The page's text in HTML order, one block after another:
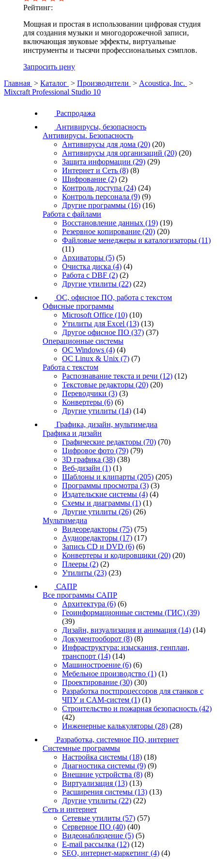
Рейтинг:
Мощная и простая в использовании цифровая студия
для создания музыки и многодорожечной записи,
включающая звуковые эффекты, виртуальные
инструменты и тысячи профессиональных сэмплов.
Запросить цену
Главная > Каталог > Производители > Acoustica, Inc. >
Mixcraft Professional Studio 10
Распродажа
Антивирусы, безопасность
Антивирусы. Безопасность
Антивирусы для дома (20) (20)
Антивирусы для организаций (20) (20)
Защита информации (29) (29)
Интернет и Сеть (8) (8)
Шифрование (2) (2)
Контроль доступа (24) (24)
Контроль персонала (9) (9)
Другие программы (16) (16)
Работа с файлами
Восстановление данных (19) (19)
Резервное копирование (20) (20)
Файловые менеджеры и каталогизаторы (11)
(11)
Архиваторы (5) (5)
Очистка диска (4) (4)
Работа с DBF (2) (2)
Другие утилиты (22) (22)
ОС, офисное ПО, работа с текстом
Офисные программы
Microsoft Office (10) (10)
Утилиты для Excel (13) (13)
Другое офисное ПО (37) (37)
Операционные системы
ОС Windows (4) (4)
ОС Linux & Unix (7) (7)
Работа с текстом
Распознавание текста и речи (12) (12)
Текстовые редакторы (20) (20)
Переводчики (3) (3)
Конвертеры (6) (6)
Другие утилиты (14) (14)
Графика, дизайн, мультимедиа
Графика и дизайн
Графические редакторы (70) (70)
Цифровое фото (79) (79)
3D графика (38) (38)
Веб-дизайн (1) (1)
Шаблоны и клипарты (205) (205)
Программы просмотра (3) (3)
Издательские системы (4) (4)
Схемы и диаграммы (1) (1)
Другие утилиты (26) (26)
Мультимедиа
Видеоредакторы (75) (75)
Аудиоредакторы (17) (17)
Запись CD и DVD (6) (6)
Конвертеры и кодировщики (20) (20)
Плееры (2) (2)
Утилиты (23) (23)
САПР
Все программы САПР
Архитектура (6) (6)
Геоинформационные системы (ГИС) (39)
(39)
Дизайн, визуализация и анимация (14) (14)
Документооборот (8) (8)
Инфраструктура: изыскания, генплан,
транспорт (14) (14)
Машиностроение (6) (6)
Мебельное производство (1) (1)
Проектирование (30) (30)
Разработка постпроцессоров для станков с
ЧПУ и CAM-систем (1) (1)
Строительство и пожарная безопасность (42)
(42)
Инженерные калькуляторы (28) (28)
Разработка, системное ПО, интернет
Системные программы
Настройка системы (18) (18)
Диагностика системы (9) (9)
Внешние устройства (8) (8)
Виртуализация (13) (13)
Расширения системы (13) (13)
Другие утилиты (22) (22)
Сеть и интернет
Сетевые утилиты (57) (57)
Серверное ПО (40) (40)
Видеонаблюдение (5) (5)
E-mail рассылка (12) (12)
SEO, интернет-маркетинг (4) (4)